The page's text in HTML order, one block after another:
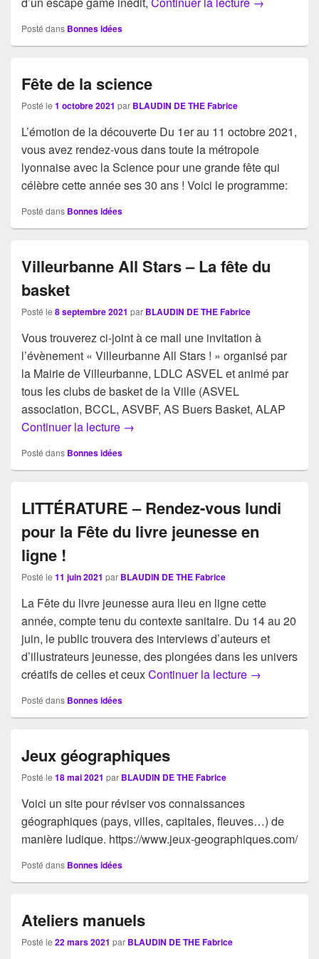
Posté dans Bonnes idées
Fête de la science
Posté le 1 octobre 2021 par BLAUDIN DE THE Fabrice
L’émotion de la découverte Du 1er au 11 octobre 2021,
vous avez rendez-vous dans toute la métropole
lyonnaise avec la Science pour une grande fête qui
célèbre cette année ses 30 ans ! Voici le programme:
Posté dans Bonnes idées
Villeurbanne All Stars – La fête du
basket
Posté le 8 septembre 2021 par BLAUDIN DE THE Fabrice
Vous trouverez ci-joint à ce mail une invitation à
l’évènement « Villeurbanne All Stars ! » organisé par
la Mairie de Villeurbanne, LDLC ASVEL et animé par
tous les clubs de basket de la Ville (ASVEL
association, BCCL, ASVBF, AS Buers Basket, ALAP
Continuer la lecture Villeurbanne All Stars – La fête du
→
Posté dans Bonnes idées
LITTÉRATURE – Rendez-vous lundi
pour la Fête du livre jeunesse en
ligne !
Posté le 11 juin 2021 par BLAUDIN DE THE Fabrice
La Fête du livre jeunesse aura lieu en ligne cette
année, compte tenu du contexte sanitaire. Du 14 au 20
juin, le public trouvera des interviews d’auteurs et
d’illustrateurs jeunesse, des plongées dans les univers
créatifs de celles et ceuxContinuer la lecture →
Posté dans Bonnes idées
Jeux géographiques
Posté le 18 mai 2021 par BLAUDIN DE THE Fabrice
Voici un site pour réviser vos connaissances
géographiques (pays, villes, capitales, fleuves…) de
manière ludique. https://www.jeux-geographiques.com/
Posté dans Bonnes idées
Ateliers manuels
Posté le 22 mars 2021 par BLAUDIN DE THE Fabrice